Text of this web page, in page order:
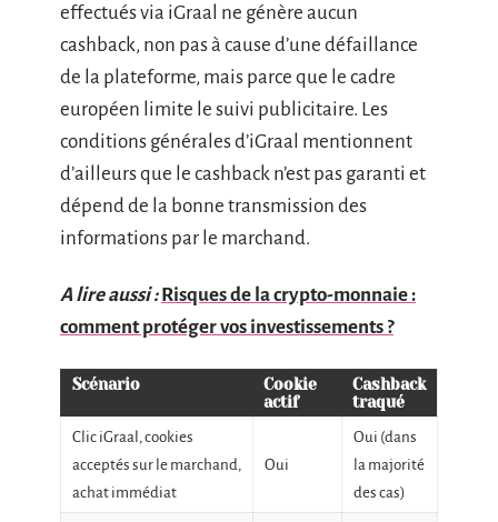
effectués via iGraal ne génère aucun
cashback, non pas à cause d’une défaillance
de la plateforme, mais parce que le cadre
européen limite le suivi publicitaire. Les
conditions générales d’iGraal mentionnent
d’ailleurs que le cashback n’est pas garanti et
dépend de la bonne transmission des
informations par le marchand.
A lire aussi : Risques de la crypto-monnaie :
comment protéger vos investissements ?
Scénario
Cookie
actif
Cashback
traqué
Clic iGraal, cookies
acceptés sur le marchand,
achat immédiat
Oui
Oui (dans
la majorité
des cas)